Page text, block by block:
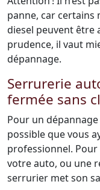
panne, car certains
diesel peuvent être
prudence, il vaut
dépannage.
Serrurerie
fermée sans
Pour un dépannage
possible que vous
professionnel.
votre auto, ou une
serrurier met son